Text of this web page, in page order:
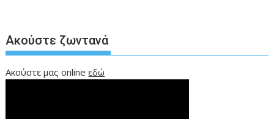
Ακούστε ζωντανά
Ακούστε μας onlineεδώ